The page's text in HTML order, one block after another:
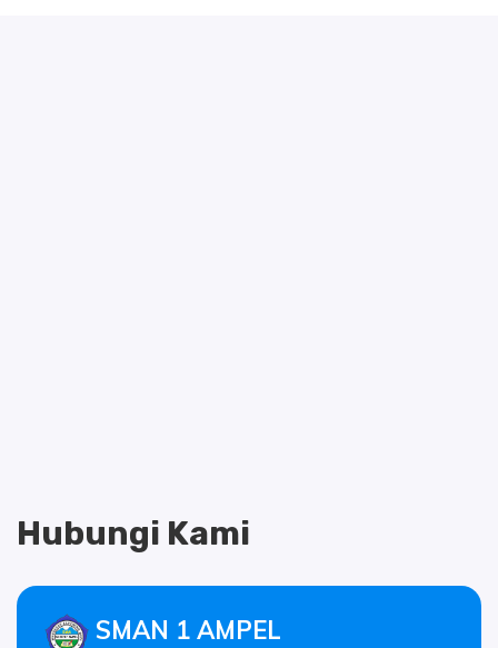
Hubungi Kami
SMAN 1 AMPEL